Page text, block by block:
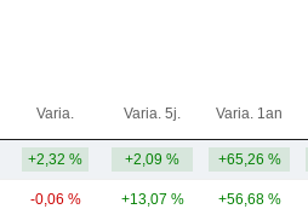
Varia. Varia. 5j. Varia. 1an
+2,32 % +2,09 % +65,26 %
-0,06 % +13,07 % +56,68 %